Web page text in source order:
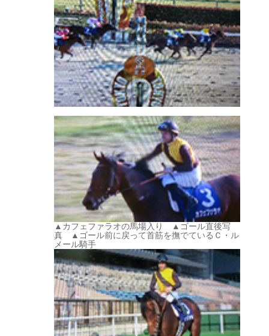
▲カフェファラオの馬場入り ▲ゴール直後写
真 ▲ゴール前に戻って首筋を撫でているＣ・ル
メール騎手